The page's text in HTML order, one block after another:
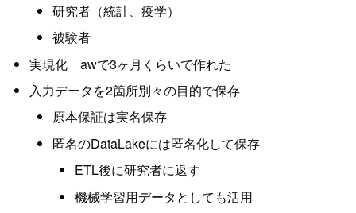
研究者（統計、疫学）
被験者
実現化 awで3ヶ月くらいで作れた
入力データを2箇所別々の目的で保存
原本保証は実名保存
匿名のDataLakeには匿名化して保存
ETL後に研究者に返す
機械学習用データとしても活用